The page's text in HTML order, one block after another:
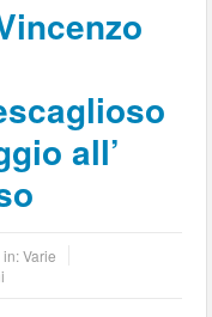
all’
in:Varie